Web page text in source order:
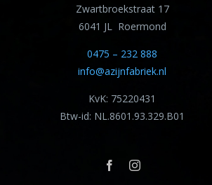
Zwartbroekstraat 17
6041 JL Roermond
0475 – 232 888
info@azijnfabriek.nl
KvK: 75220431
Btw-id: NL.8601.93.329.B01